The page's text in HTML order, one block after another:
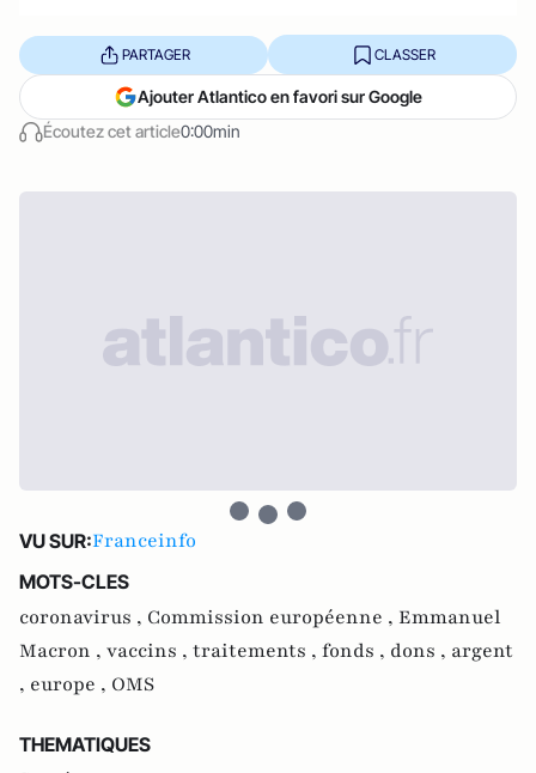
Écoutez cet article0:00min
PARTAGER CLASSER
Ajouter Atlantico en favori sur Google
VU SUR:Franceinfo
MOTS-CLES
coronavirus , Commission européenne , Emmanuel
Macron , vaccins , traitements , fonds , dons , argent
, europe , OMS
THEMATIQUES